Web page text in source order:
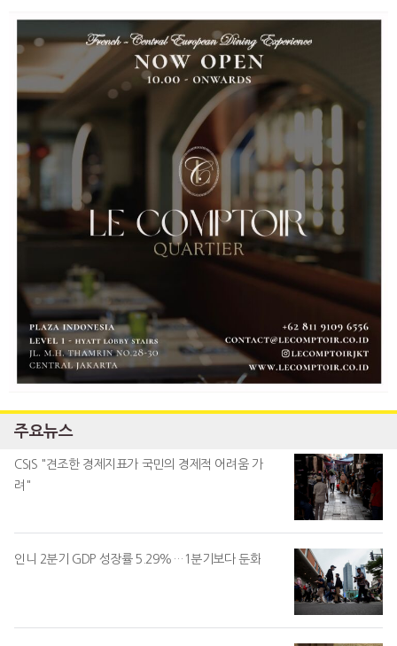
주요뉴스
CSIS "견조한 경제지표가 국민의 경제적 어려움 가
려"
인니 2분기 GDP 성장률 5.29%…1분기보다 둔화